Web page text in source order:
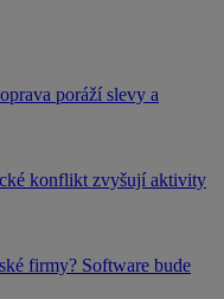
poráží slevy a
konflikt zvyšují aktivity
firmy? Software bude